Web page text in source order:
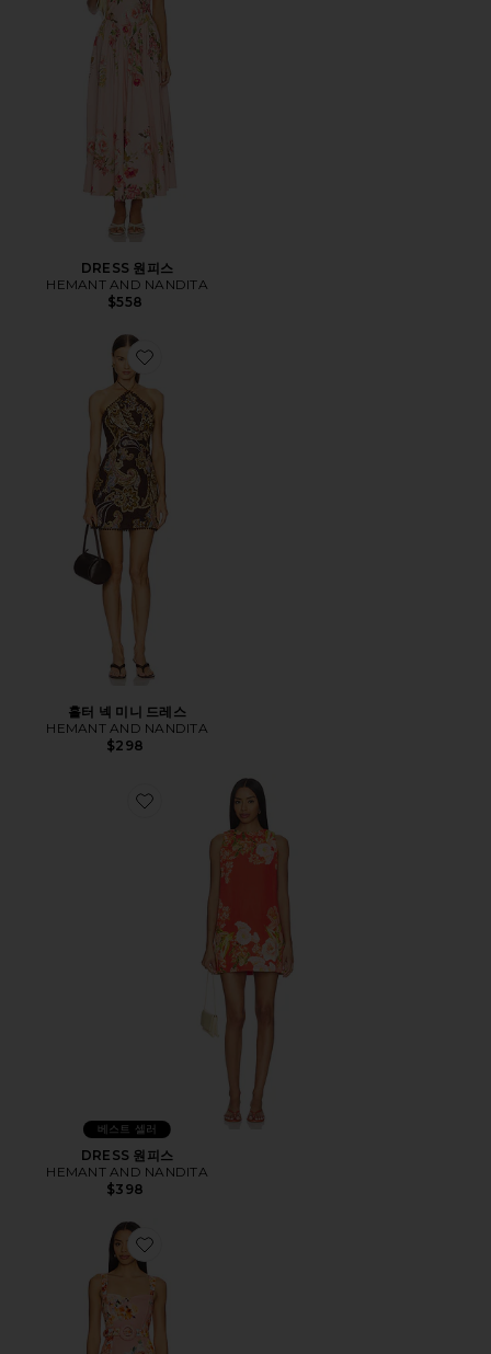
DRESS 원피스
HEMANT AND NANDITA
$558
Favorite 홀터 넥 미니 드레스
홀터 넥 미니 드레스
HEMANT AND NANDITA
$298
Favorite DRESS 원피스
베스트 셀러
DRESS 원피스
HEMANT AND NANDITA
$398
Favorite 버클 벨트가 달린 미디 드레스